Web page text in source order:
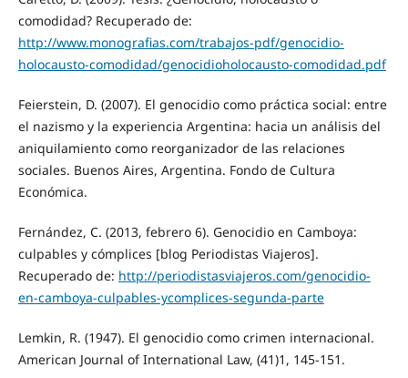
comodidad? Recuperado de:
http://www.monografias.com/trabajos-pdf/genocidio-
holocausto-comodidad/genocidioholocausto-comodidad.pdf
Feierstein, D. (2007). El genocidio como práctica social: entre
el nazismo y la experiencia Argentina: hacia un análisis del
aniquilamiento como reorganizador de las relaciones
sociales. Buenos Aires, Argentina. Fondo de Cultura
Económica.
Fernández, C. (2013, febrero 6). Genocidio en Camboya:
culpables y cómplices [blog Periodistas Viajeros].
Recuperado de: http://periodistasviajeros.com/genocidio-
en-camboya-culpables-ycomplices-segunda-parte
Lemkin, R. (1947). El genocidio como crimen internacional.
American Journal of International Law, (41)1, 145-151.